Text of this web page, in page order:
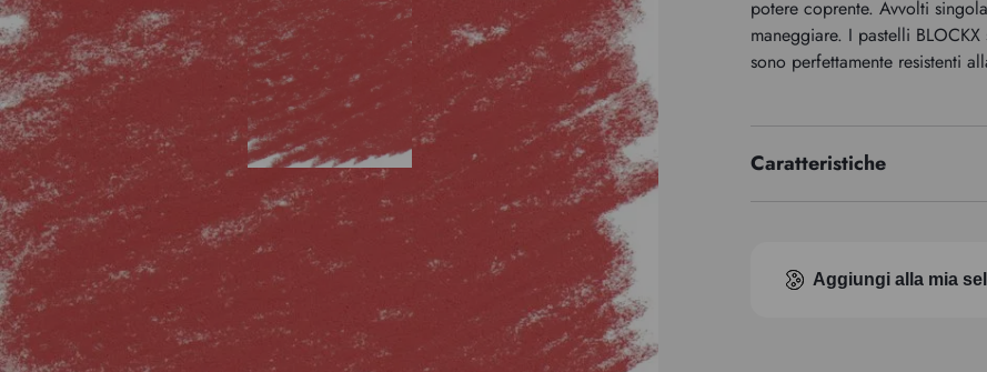
potere coprente. Avvolti
maneggiare. I pastelli
sono perfettamente resistenti
Caratteristiche
Aggiungi alla mia